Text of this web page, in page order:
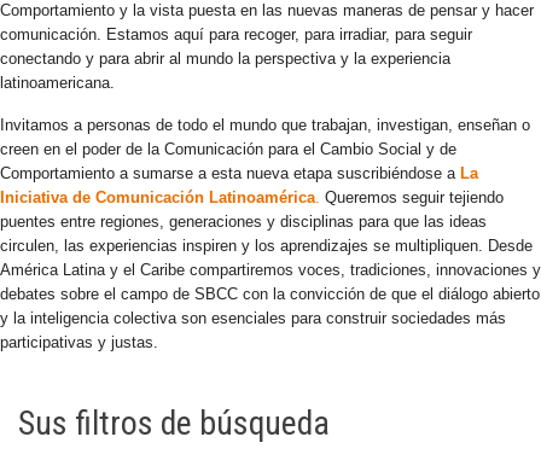
Comportamiento y la vista puesta en las nuevas maneras de pensar y hacer
comunicación. Estamos aquí para recoger, para irradiar, para seguir
conectando y para abrir al mundo la perspectiva y la experiencia
latinoamericana.
Invitamos a personas de todo el mundo que trabajan, investigan, enseñan o
creen en el poder de la Comunicación para el Cambio Social y de
Comportamiento a sumarse a esta nueva etapa suscribiéndose a La
Iniciativa de Comunicación Latinoamérica. Queremos seguir tejiendo
puentes entre regiones, generaciones y disciplinas para que las ideas
circulen, las experiencias inspiren y los aprendizajes se multipliquen. Desde
América Latina y el Caribe compartiremos voces, tradiciones, innovaciones y
debates sobre el campo de SBCC con la convicción de que el diálogo abierto
y la inteligencia colectiva son esenciales para construir sociedades más
participativas y justas.
Sus filtros de búsqueda